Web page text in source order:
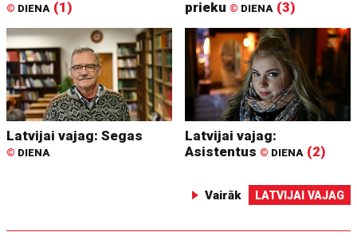
© DIENA (1)
prieku © DIENA (3)
Latvijai vajag: Segas
© DIENA
Latvijai vajag:
Asistentus © DIENA (2)
Vairāk LATVIJAI VAJAG